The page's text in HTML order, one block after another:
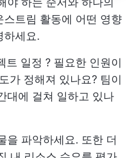
트림 활동에 어떤 영향
하세요.
트 일정 ? 필요한 인원이
가 정해져 있나요? 팀이
대에 걸쳐 일하고 있나
을 파악하세요. 또한 더